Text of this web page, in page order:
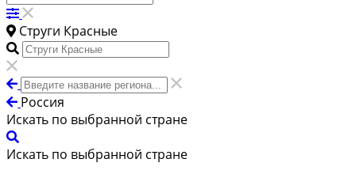
Струги Красные
Россия
Искать по выбранной стране
Искать по выбранной стране